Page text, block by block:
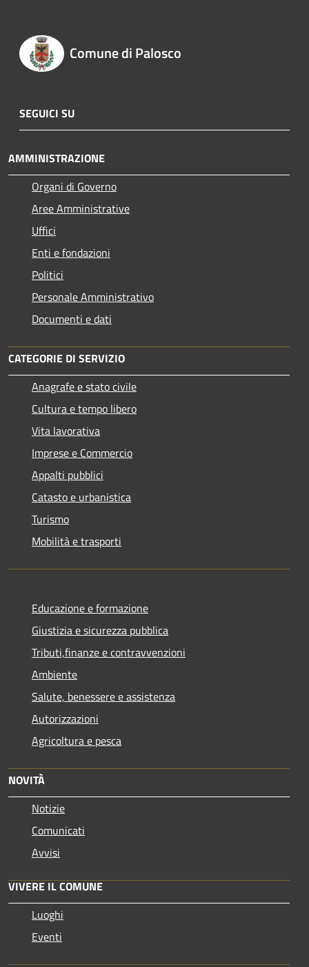
Comune di Palosco
SEGUICI SU
AMMINISTRAZIONE
Organi di Governo
Aree Amministrative
Uffici
Enti e fondazioni
Politici
Personale Amministrativo
Documenti e dati
CATEGORIE DI SERVIZIO
Anagrafe e stato civile
Cultura e tempo libero
Vita lavorativa
Imprese e Commercio
Appalti pubblici
Catasto e urbanistica
Turismo
Mobilità e trasporti
Educazione e formazione
Giustizia e sicurezza pubblica
Tributi,finanze e contravvenzioni
Ambiente
Salute, benessere e assistenza
Autorizzazioni
Agricoltura e pesca
NOVITÀ
Notizie
Comunicati
Avvisi
VIVERE IL COMUNE
Luoghi
Eventi